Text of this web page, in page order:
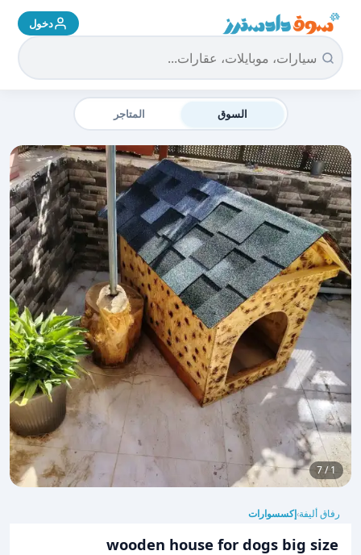
سوق دادسترز الرئيسية دخول
السوق المتاجر
1 / 7
رفاق أليفة›إكسسوارات
wooden house for dogs big size